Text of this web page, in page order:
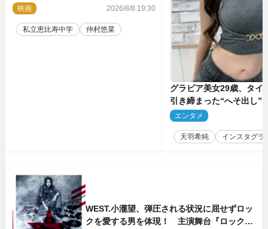
に！ 映画『つりこまち』今秋公開
映画 2026/8/8 19:30
私立恵比寿中学 仲村悠菜
グラビア美女29歳、タイ
引き締まった“へそ出し”
「可愛い過ぎる」
エンタメ
天羽希純 インスタグラ
WEST.小瀧望、弾圧される状況に屈せずロッ
クを愛する男を体現！ 主演舞台『ロックン